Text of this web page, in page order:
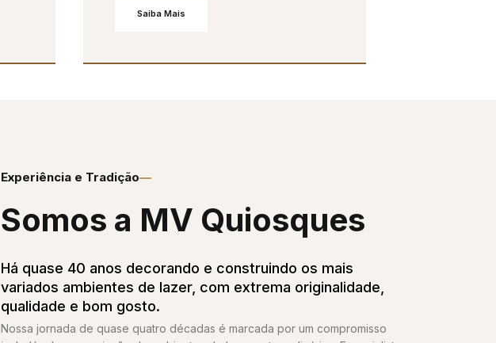
Saiba Mais
Experiência e Tradição
Somos a MV Quiosques​
Há quase 40 anos decorando e construindo os mais
variados ambientes de lazer, com extrema originalidade,
qualidade e bom gosto.
Nossa jornada de quase quatro décadas é marcada por um compromisso